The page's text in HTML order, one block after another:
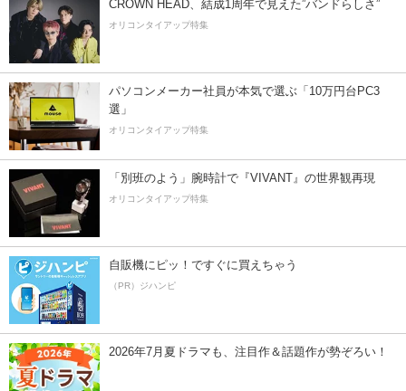
CROWN HEAD、結成1周年で見えた”バンドらしさ”
オリコンタイアップ特集
パソコンメーカー社員が本気で選ぶ「10万円台PC3
選」
オリコンタイアップ特集
「別班のよう」腕時計で『VIVANT』の世界観再現
オリコンタイアップ特集
自販機にピッ！ですぐに買えちゃう
（PR）ジハンピ
2026年7月夏ドラマも、注目作＆話題作が勢ぞろい！